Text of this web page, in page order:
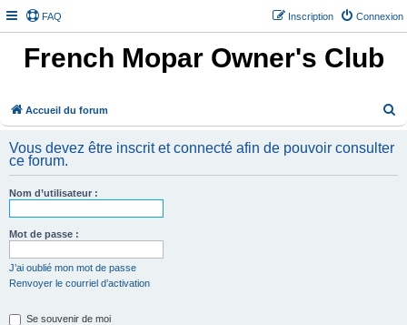
FAQ Connexion
Inscription
French Mopar Owner's Club
Accueil du forum
h
Vous devez être inscrit et connecté afin de pouvoir consulter
ce forum.
Nom d’utilisateur :
Mot de passe :
J’ai oublié mon mot de passe
Renvoyer le courriel d’activation
Se souvenir de moi